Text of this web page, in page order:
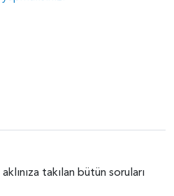
takılan bütün soruları